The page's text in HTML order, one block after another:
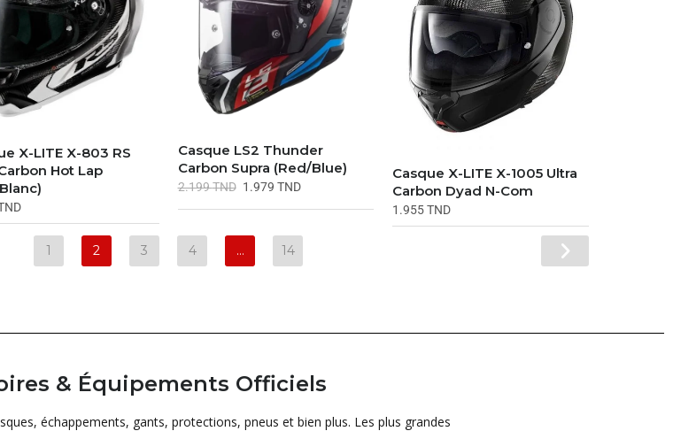
X-LITE X-803 RS
Hot Lap
Casque LS2 Thunder
Carbon Supra (Red/Blue)
2.199TND 1.979 TND
Casque X-LITE X-1005 Ultra
Carbon Dyad N-Com
1.955TND
1 2 3 4 … 14
& Équipements Officiels
échappements, gants, protections, pneus et bien plus. Les plus grandes